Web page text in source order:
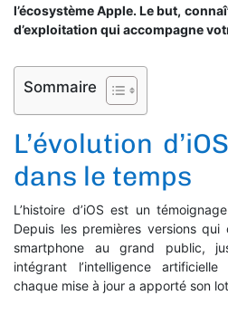
l’écosystème Apple. Le but,
d’exploitation qui accompagne
Sommaire
L’évolution
dans le temps
L’histoire d’iOS est un
Depuis les premières versions
smartphone au grand public,
intégrant l’intelligence
chaque mise à jour a apporté son